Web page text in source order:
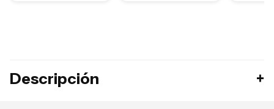
Descripción